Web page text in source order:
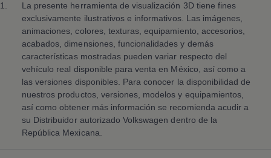
1.
La presente herramienta de visualización 3D tiene fines
exclusivamente ilustrativos e informativos. Las imágenes,
animaciones, colores, texturas, equipamiento, accesorios,
acabados, dimensiones, funcionalidades y demás
características mostradas pueden variar respecto del
vehículo real disponible para venta en México, así como a
las versiones disponibles. Para conocer la disponibilidad de
nuestros productos, versiones, modelos y equipamientos,
así como obtener más información se recomienda acudir a
su Distribuidor autorizado Volkswagen dentro de la
República Mexicana.